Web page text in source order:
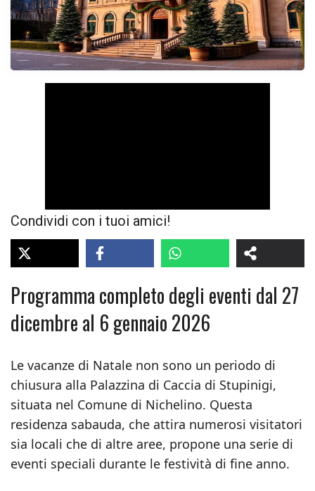
Condividi con i tuoi amici!
Programma completo degli eventi dal 27
dicembre al 6 gennaio 2026
Le vacanze di Natale non sono un periodo di
chiusura alla Palazzina di Caccia di Stupinigi,
situata nel Comune di Nichelino. Questa
residenza sabauda, che attira numerosi visitatori
sia locali che di altre aree, propone una serie di
eventi speciali durante le festività di fine anno.